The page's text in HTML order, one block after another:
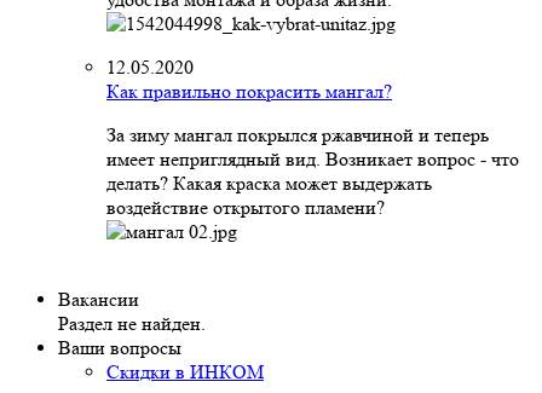
12.05.2020
Как правильно покрасить мангал?
За зиму мангал покрылся ржавчиной и теперь
имеет неприглядный вид. Возникает вопрос - что
делать? Какая краска может выдержать
воздействие открытого пламени?
Вакансии
Раздел не найден.
Ваши вопросы
Скидки в ИНКОМ